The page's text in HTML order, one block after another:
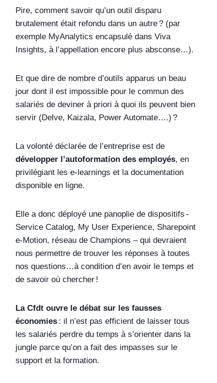
Pire, comment savoir qu’un outil disparu
brutalement était refondu dans un autre ? (par
exemple MyAnalytics encapsulé dans Viva
Insights, à l’appellation encore plus absconse…).
Et que dire de nombre d’outils apparus un beau
jour dont il est impossible pour le commun des
salariés de deviner à priori à quoi ils peuvent bien
servir (Delve, Kaizala, Power Automate….) ?
La volonté déclarée de l’entreprise est de
développer l’autoformation des employés, en
privilégiant les e-learnings et la documentation
disponible en ligne.
Elle a donc déployé une panoplie de dispositifs -
Service Catalog, My User Experience, Sharepoint
e-Motion, réseau de Champions – qui devraient
nous permettre de trouver les réponses à toutes
nos questions…à condition d’en avoir le temps et
de savoir où chercher !
La Cfdt ouvre le débat sur les fausses
économies : il n’est pas efficient de laisser tous
les salariés perdre du temps à s’orienter dans la
jungle parce qu’on a fait des impasses sur le
support et la formation.